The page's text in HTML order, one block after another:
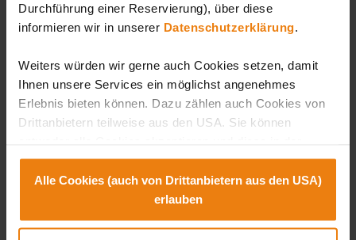
Durchführung einer Reservierung), über diese
informieren wir in unserer Datenschutzerklärung.
Weiters würden wir gerne auch Cookies setzen, damit
Ihnen unsere Services ein möglichst angenehmes
Erlebnis bieten können. Dazu zählen auch Cookies von
Drittanbietern teilweise aus den USA. Sie können
Zukunft jederzeit widerrufen oder der Verwendung von
Cookies, die nicht technisch erforderlich sind,
widersprechen. Zu den Anbietern aus der USA: SIe
können diese auch einzeln abwählen oder zulassen. Der
Alle Cookies (auch von Drittanbietern aus den USA)
erlauben
Jetzt bestellen & ausdrucken
Zum Newsletter anmelden
Melden Sie sich jetzt zum Newsletter der Sonnentherme
an und verpassen Sie damit keine Neuigkeiten.